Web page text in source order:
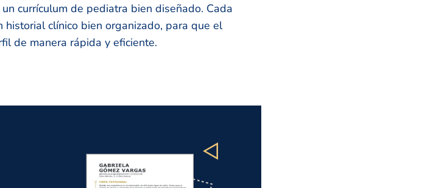
currículum de pediatra bien diseñado. Cada
historial clínico bien organizado, para que el
de manera rápida y eficiente.